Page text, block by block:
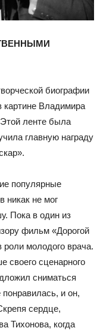
биографии
картине Владимира
ленте была
главную награду
популярные
никак не мог
Пока в один из
фильм «Дорогой
молодого врача.
своего сценарного
сниматься
и он,
сердце,
Тихонова, когда